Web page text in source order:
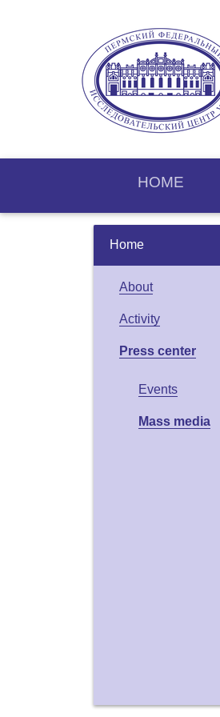
HOME
Home
About
Activity
Press center
Events
Mass media